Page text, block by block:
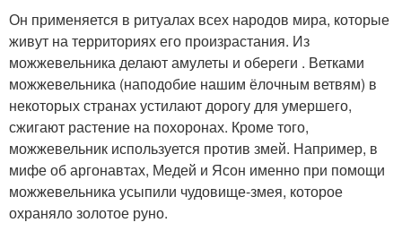
Он применяется в ритуалах всех народов мира, которые
живут на территориях его произрастания. Из
можжевельника делают амулеты и обереги . Ветками
можжевельника (наподобие нашим ёлочным ветвям) в
некоторых странах устилают дорогу для умершего,
сжигают растение на похоронах. Кроме того,
можжевельник используется против змей. Например, в
мифе об аргонавтах, Медей и Ясон именно при помощи
можжевельника усыпили чудовище-змея, которое
охраняло золотое руно.